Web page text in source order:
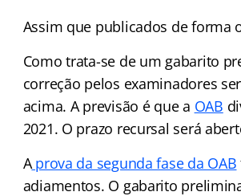
Assim que publicados de forma
Como trata-se de um gabarito
correção pelos examinadores
acima. A previsão é que a OAB
2021. O prazo recursal será
Aprova da segunda fase da OAB
adiamentos. O gabarito